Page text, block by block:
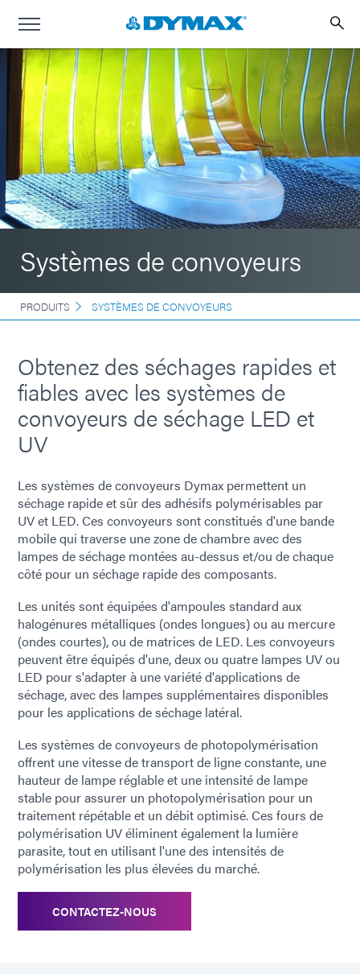
Systèmes de convoyeurs
PRODUITS SYSTÈMES DE CONVOYEURS
Obtenez des séchages rapides et
fiables avec les systèmes de
convoyeurs de séchage LED et
UV
Les systèmes de convoyeurs Dymax permettent un
séchage rapide et sûr des adhésifs polymérisables par
UV et LED. Ces convoyeurs sont constitués d'une bande
mobile qui traverse une zone de chambre avec des
lampes de séchage montées au-dessus et/ou de chaque
côté pour un séchage rapide des composants.
Les unités sont équipées d'ampoules standard aux
halogénures métalliques (ondes longues) ou au mercure
(ondes courtes), ou de matrices de LED. Les convoyeurs
peuvent être équipés d'une, deux ou quatre lampes UV ou
LED pour s'adapter à une variété d'applications de
séchage, avec des lampes supplémentaires disponibles
pour les applications de séchage latéral.
Les systèmes de convoyeurs de photopolymérisation
offrent une vitesse de transport de ligne constante, une
hauteur de lampe réglable et une intensité de lampe
stable pour assurer un photopolymérisation pour un
traitement répétable et un débit optimisé. Ces fours de
polymérisation UV éliminent également la lumière
parasite, tout en utilisant l'une des intensités de
polymérisation les plus élevées du marché.
CONTACTEZ-NOUS